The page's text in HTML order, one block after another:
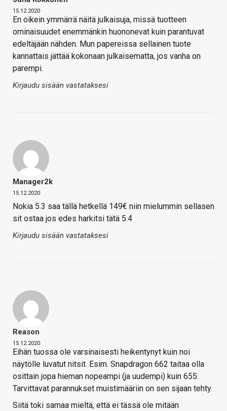
15.12.2020
En oikein ymmärrä näitä julkaisuja, missä tuotteen
ominaisuudet enemmänkin huononevat kuin parantuvat
edeltäjään nähden. Mun papereissa sellainen tuote
kannattais jättää kokonaan julkaisematta, jos vanha on
parempi.
Kirjaudu sisään vastataksesi
Manager2k
15.12.2020
Nokia 5.3 saa tällä hetkellä 149€ niin mielummin sellasen
sit ostaa jos edes harkitsi tätä 5.4
Kirjaudu sisään vastataksesi
Reason
15.12.2020
Eihän tuossa ole varsinaisesti heikentynyt kuin noi
näytölle luvatut nitsit. Esim. Snapdragon 662 taitaa olla
osittain jopa hieman nopeampi (ja uudempi) kuin 655.
Tarvittavat parannukset muistimääriin on sen sijaan tehty.
Siitä toki samaa mieltä, että ei tässä ole mitään